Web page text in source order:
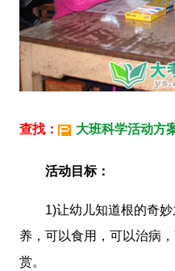
查找： 大班科学活动方
活动目标：
1)让幼儿知道根的奇妙
养，可以食用，可以治病
赏。